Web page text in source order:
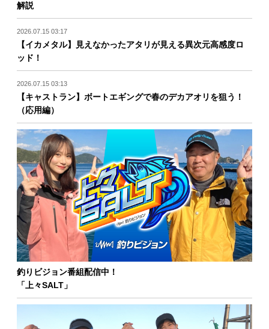
解説
2026.07.15 03:17
【イカメタル】見えなかったアタリが見える異次元高感度ロ
ッド！
2026.07.15 03:13
【キャストラン】ボートエギングで春のデカアオリを狙う！
（応用編）
釣りビジョン番組配信中！
「上々SALT」